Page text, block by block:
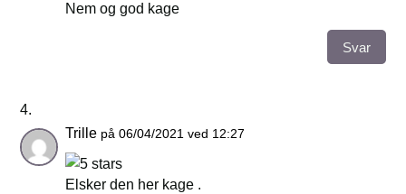
Nem og god kage
Svar
Trille på 06/04/2021 ved 12:27
Elsker den her kage .